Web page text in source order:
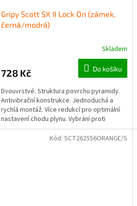
Gripy Scott SX II Lock On (zámek,
černá/modrá)
Skladem
728 Kč Do košíku
Dvouvrstvé. Struktura povrchu pyramidy.
Antivibrační konstrukce. Jednoduchá a
rychlá montáž. Více redukcí pro optimální
nastavení chodu plynu. Vybrání proti
otlakům v oblasti úchopu...
Kód: SCT262556ORANGE/S